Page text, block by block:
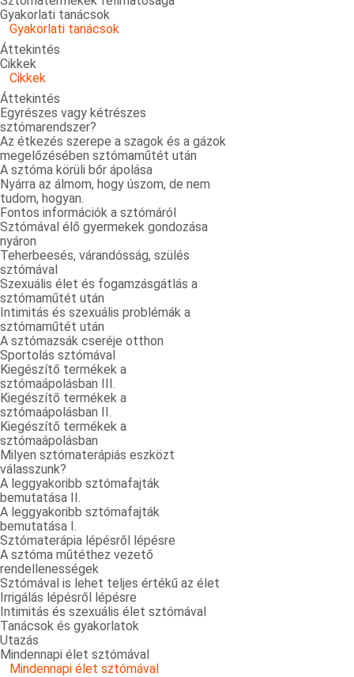
Gyakorlati tanácsok
Gyakorlati tanácsok
Áttekintés
Cikkek
Cikkek
Áttekintés
Egyrészes vagy kétrészes
sztómarendszer?
Az étkezés szerepe a szagok és a gázok
megelőzésében sztómaműtét után
A sztóma körüli bőr ápolása
Nyárra az álmom, hogy úszom, de nem
tudom, hogyan.
Fontos információk a sztómáról
Sztómával élő gyermekek gondozása
nyáron
Teherbeesés, várandósság, szülés
sztómával
Szexuális élet és fogamzásgátlás a
sztómaműtét után
Intimitás és szexuális problémák a
sztómaműtét után
A sztómazsák cseréje otthon
Sportolás sztómával
Kiegészítő termékek a
sztómaápolásban III.
Kiegészítő termékek a
sztómaápolásban II.
Kiegészítő termékek a
sztómaápolásban
Milyen sztómaterápiás eszközt
válasszunk?
A leggyakoribb sztómafajták
bemutatása II.
A leggyakoribb sztómafajták
bemutatása I.
Sztómaterápia lépésről lépésre
A sztóma műtéthez vezető
rendellenességek
Sztómával is lehet teljes értékű az élet
Irrigálás lépésről lépésre
Intimitás és szexuális élet sztómával
Tanácsok és gyakorlatok
Utazás
Mindennapi élet sztómával
Mindennapi élet sztómával